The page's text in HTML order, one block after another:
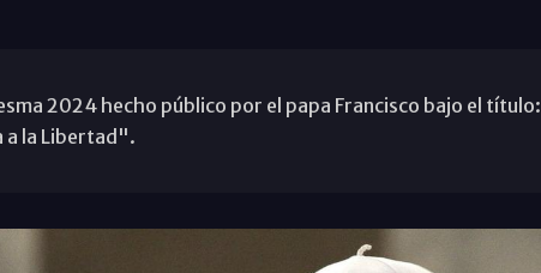
2024 hecho público por el papa Francisco bajo el título:
a la Libertad".